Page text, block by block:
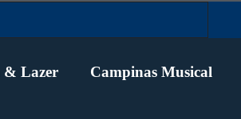
& Lazer Campinas Musical